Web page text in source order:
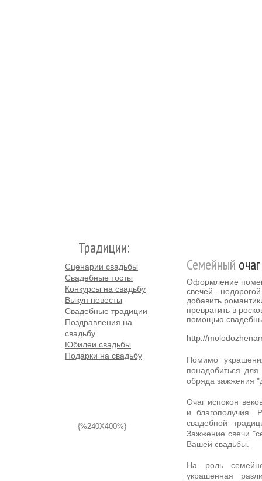
Традиции:
Сценарии свадьбы
Свадебные тосты
Конкурсы на свадьбу
Выкуп невесты
Свадебные традиции
Поздравления на
свадьбу
Юбилеи свадьбы
Подарки на свадьбу
{%240X400%}
Семейный очаг
Оформление
свечей -
добавить
превратить в
помощью
http://
Помимо
понадобиться для
обряда зажжения
Очаг испокон
и благополучия.
свадебной
Зажжение свечи
Вашей свадьбы.
На роль
украшенная